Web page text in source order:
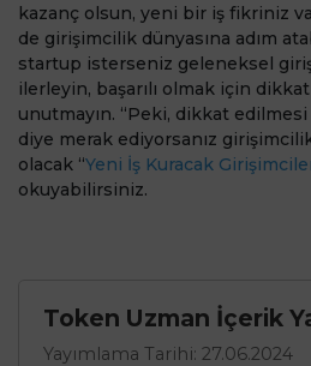
kazanç olsun, yeni bir iş fikriniz
de girişimcilik dünyasına adım
startup isterseniz geleneksel
ilerleyin, başarılı olmak için
unutmayın. “Peki, dikkat
diye merak ediyorsanız
olacak “Yeni İş Kuracak
okuyabilirsiniz.
Token Uzman İçerik
Yayımlama Tarihi: 27.06.2024